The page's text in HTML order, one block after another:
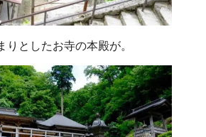
としたお寺の本殿が。